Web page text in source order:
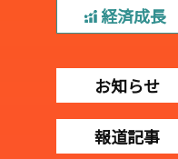
経済成長
お知らせ
報道記事